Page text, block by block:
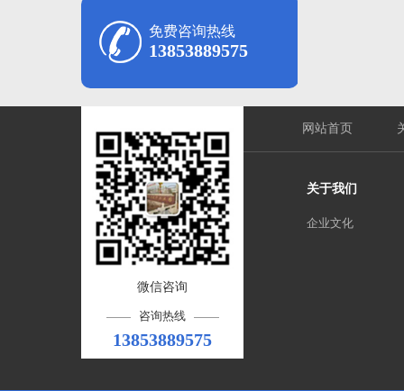
免费咨询热线
13853889575
微信咨询
咨询热线
13853889575
网站首页
关于我们
企业文化